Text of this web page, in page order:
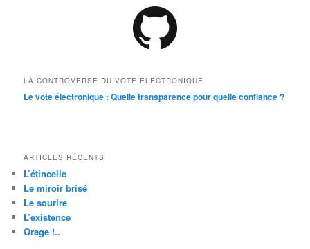
LA CONTROVERSE DU VOTE ÉLECTRONIQUE
Le vote électronique : Quelle transparence pour quelle confiance ?
ARTICLES RÉCENTS
L’étincelle
Le miroir brisé
Le sourire
L’existence
Orage !..